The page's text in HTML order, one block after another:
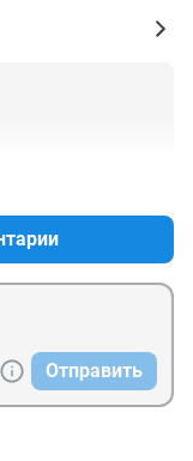
Отправить